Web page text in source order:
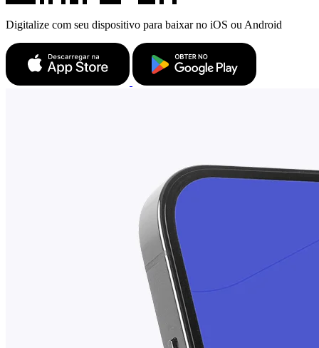
Digitalize com seu dispositivo para baixar no iOS ou Android